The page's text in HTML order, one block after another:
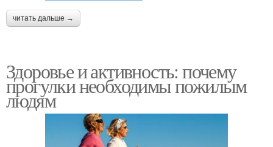
читать дальше →
Здоровье и активность: почему
прогулки необходимы пожилым
людям